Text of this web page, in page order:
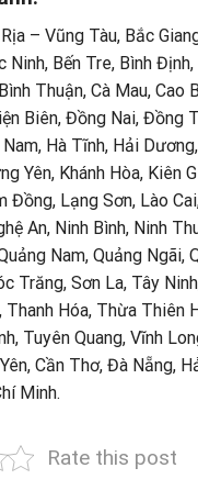
– Vũng Tàu, Bắc
Ninh, Bến Tre, Bình
Thuận, Cà Mau, Cao
Biên, Đồng Nai, Đồng
Nam, Hà Tĩnh, Hải
Yên, Khánh Hòa, Kiên
Đồng, Lạng Sơn, Lào
An, Ninh Bình, Ninh
Nam, Quảng Ngãi,
Trăng, Sơn La, Tây
Thanh Hóa, Thừa Thiên
Tuyên Quang, Vĩnh
Cần Thơ, Đà Nẵng,
Minh.
Rate this post